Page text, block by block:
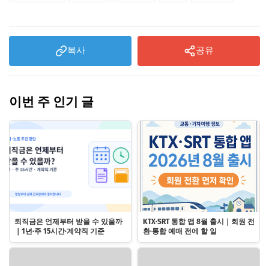
복사 공유
이번 주 인기 글
퇴직금은 언제부터 받을 수 있을까
｜1년·주 15시간·계약직 기준
KTX·SRT 통합 앱 8월 출시｜회원 전
환·통합 예매 전에 할 일